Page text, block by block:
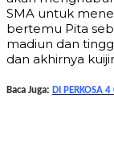
SMA untuk
bertemu Pita
madiun dan
dan akhirnya
Baca Juga: DI PERKOSA 4